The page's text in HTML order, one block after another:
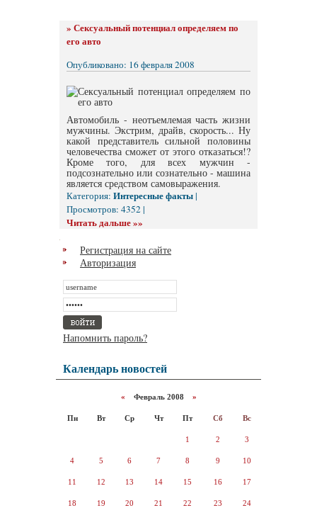
» Сексуальный потенциал определяем по
его авто
Опубликовано: 16 февраля 2008
Автомобиль - неотъемлемая часть жизни
мужчины. Экстрим, драйв, скорость... Ну
какой представитель сильной половины
человечества сможет от этого отказаться!?
Кроме того, для всех мужчин -
подсознательно или сознательно - машина
является средством самовыражения.
Категория: Интересные факты|
Просмотров: 4352 |
Читать дальше »»
Регистрация на сайте
Авторизация
Напомнить пароль?
Календарь новостей
« Февраль 2008 »
Пн Вт Ср Чт Пт Сб Вс
1 2 3
4 5 6 7 8 9 10
11 12 13 14 15 16 17
18 19 20 21 22 23 24